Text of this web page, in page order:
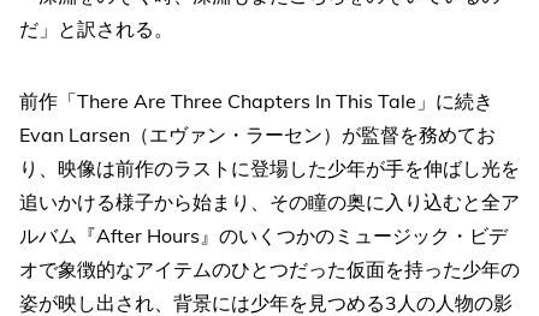
だ」と訳される。
前作「There Are Three Chapters In This Tale」に続き
Evan Larsen（エヴァン・ラーセン）が監督を務めてお
り、映像は前作のラストに登場した少年が手を伸ばし光を
追いかける様子から始まり、その瞳の奥に入り込むと全ア
ルバム『After Hours』のいくつかのミュージック・ビデ
オで象徴的なアイテムのひとつだった仮面を持った少年の
姿が映し出され、背景には少年を見つめる3人の人物の影